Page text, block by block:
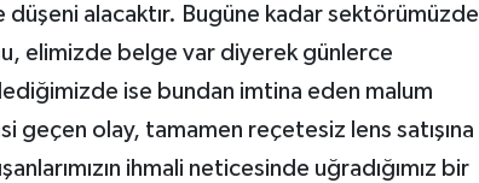
alacaktır. Bugüne kadar sektörümüzde
elimizde belge var diyerek günlerce
ise bundan imtina eden malum
geçen olay, tamamen reçetesiz lens satışına
ihmali neticesinde uğradığımız bir